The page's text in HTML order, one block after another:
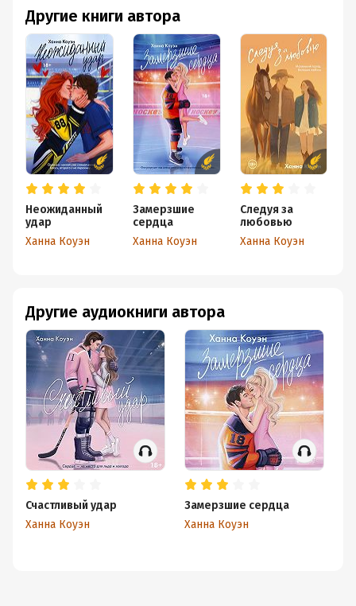
Другие книги автора
Неожиданный
удар
Ханна Коуэн
Замерзшие
сердца
Ханна Коуэн
Следуя за
любовью
Ханна Коуэн
Другие аудиокниги автора
Счастливый удар
Ханна Коуэн
Замерзшие сердца
Ханна Коуэн